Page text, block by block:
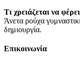
Τι χρειάζεται να
Άνετα ρούχα
δημιουργία.
Επικοινωνία